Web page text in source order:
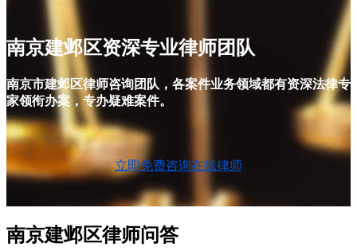
南京建邺区资深专业律师团队
南京市建邺区律师咨询团队，各案件业务领域都有资深法律专
家领衔办案，专办疑难案件。
立即免费咨询在线律师
南京建邺区律师问答